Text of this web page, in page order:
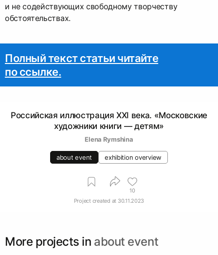
и не содействующих свободному творчеству
обстоятельствах.
Полный текст статьи читайте
по ссылке.
Российская иллюстрация XXI века. «Московские
художники книги — детям»
Elena Rymshina
about event exhibition overview
10
Project created at 30.11.2023
More projects in about event